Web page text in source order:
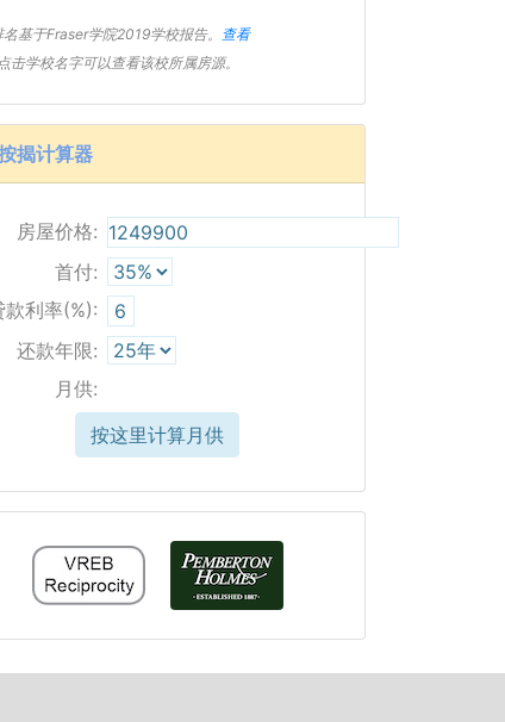
基于Fraser学院2019学校报告。 查看
击学校名字可以查看该校所属房源。
揭计算器
房屋价格:
首付:
款利率(%):
还款年限:
月供:
按这里计算月供